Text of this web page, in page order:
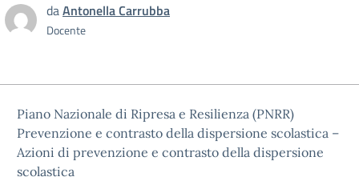
daAntonella Carrubba
Docente
Piano Nazionale di Ripresa e Resilienza (PNRR)
Prevenzione e contrasto della dispersione scolastica –
Azioni di prevenzione e contrasto della dispersione
scolastica